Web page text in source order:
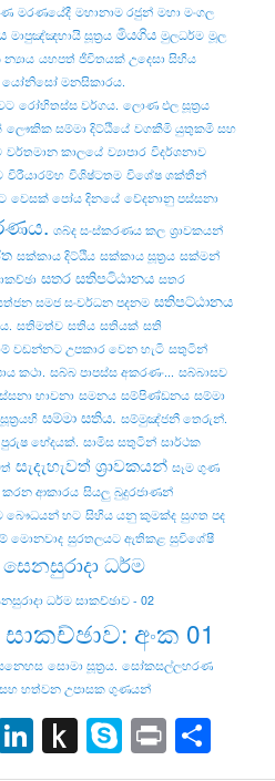
මරණයේදී මහානාම රජුන් මහා මංගල
මාපුඤ්ඤභායි සූත්‍රය මියගිය මුලධර්ම මූල
යහපත් ජීවිතයක් උදෙසා සිහිය
යෝනිසෝ මනසිකාරය.
රෝහිතස්‌ස වර්ගය. ලොණ ඵල සූත්‍රය
ලෞකික සම්මා දිට්ඨියේ වගකීමි යුතුකමි සහ
වර්තමාන කාලයේ ව්‍යාපාර විදර්ශනාව
විරීයාරම්භ විශිෂ්ටතම විශේෂ ශක්තීන්
වෙසක් පෝය දිනයේ වේදනානු පස්සනා
ශබ්ද සංස්කරණය කල ශ්‍රාවකයන්
සක්කාය දිට්ඨිය සක්කාය සූත්‍රය සක්මන්
සතර සතිපටිඨානය සතර
සමජ සංවර්ධන පදනම සතිපට්ඨානය
සතිමත්ව සතිය සතියක් සති
වඩන්නට උපකාර වෙන හැටි සතුටින්
කථා. සබ්බ පාපස්ස අකරණං... සබ්බාසව
භාවනා සමනය සම්පිණ්ඩනය සම්මා
සම්මා සතිය. සම්මුඤ්ජනී තෙරුන්.
පුරුෂ භේදයක්. සාමිස සතුටින් සාර්ථක
සැදැහැවත් ශ්‍රාවකයන් සෑම ගුණ
කරන ආකාරය සියලු බුදුරජාණන්
බෞධයන් හට සිහිය යනු කුමක්ද සුගත පද
මොනවාද සුරතලයට ඇතිකළ සුවිශේෂී
සෙනසුරාදා ධර්ම
ධර්ම සාකච්ඡාව - 02
අංක 01
සොමා සූත්‍රය. සෝකසල්ලහරණ
හත්වන උපාසක ගුණයන්
LinkedIn
PushSkype
Print